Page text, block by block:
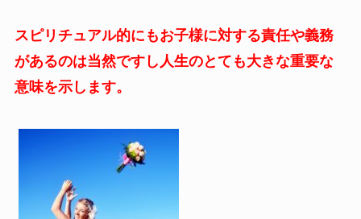
スピリチュアル的にもお子様に対する責任や義務
があるのは当然ですし人生のとても大きな重要な
意味を示します。